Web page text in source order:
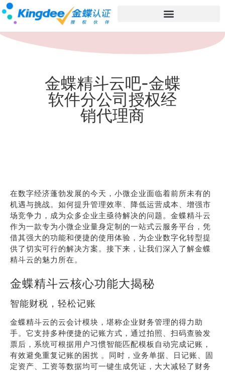
金蝶精斗云吧-金蝶
软件分公司授权经
销代理商
在数字经济蓬勃发展的今天，小微企业面临着前所未有的
机遇与挑战。如何提升管理效率、降低运营成本、增强市
场竞争力，成为众多企业主亟待解决的问题。金蝶精斗云
作为一款专为小微企业量身定制的一站式云服务平台，凭
借其强大的功能和便捷的使用体验，为企业数字化转型提
供了切实可行的解决方案。接下来，让我们深入了解金蝶
精斗云的魅力所在。
金蝶精斗云核心功能大揭秘
智能财税，轻松记账
金蝶精斗云的云会计模块，堪称企业财务管理的得力助
手。它支持多种便捷的记账方式，通过拍照、扫码查验发
票后，系统可根据用户习惯智能匹配模板自动完成记账，
有效避免重复记账的困扰 。同时，业务单据、日记账、固
定资产、工资等数据均可一键生成凭证，大大减轻了财务